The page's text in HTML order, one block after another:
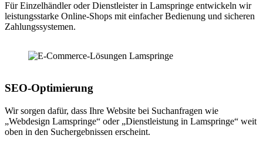
Für Einzelhändler oder Dienstleister in Lamspringe entwickeln wir
leistungsstarke Online-Shops mit einfacher Bedienung und sicheren
Zahlungssystemen.
SEO-Optimierung
Wir sorgen dafür, dass Ihre Website bei Suchanfragen wie
„Webdesign Lamspringe“ oder „Dienstleistung in Lamspringe“ weit
oben in den Suchergebnissen erscheint.